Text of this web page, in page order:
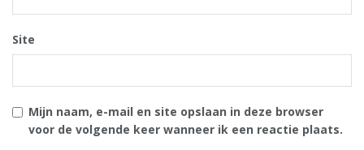
Site
Mijn naam, e-mail en site opslaan in deze browser
voor de volgende keer wanneer ik een reactie plaats.